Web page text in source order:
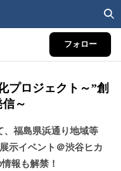
フォロー
プロジェクト～”創
～
、福島県浜通り地域等
示イベント＠渋谷ヒカ
報も解禁！